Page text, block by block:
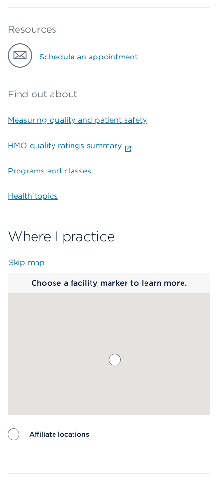
Resources
Schedule an appointment
Find out about
Measuring quality and patient safety
HMO quality ratings summary
Programs and classes
Health topics
Where I practice
Skip map
Choose a facility marker to learn more.
Affiliate locations